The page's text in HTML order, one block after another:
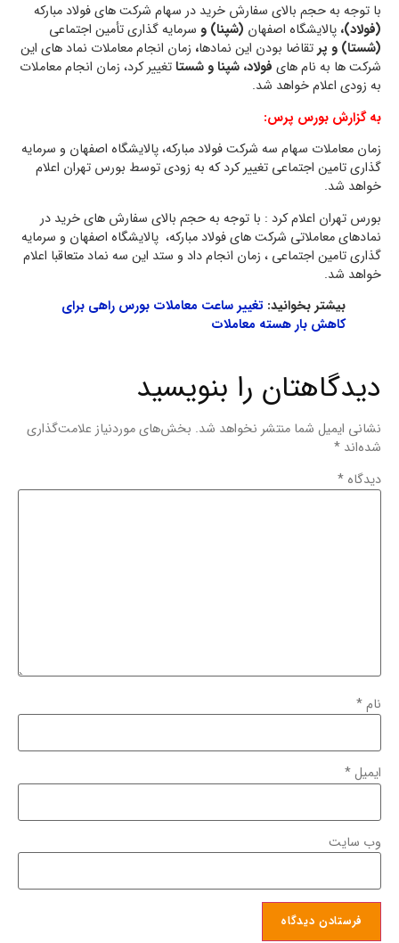
با توجه به حجم بالای سفارش خرید در سهام شرکت های فولاد مبارکه
(فولاد)، پالایشگاه اصفهان (شپنا) و سرمایه گذاری تأمین اجتماعی
(شستا) و پرتقاضا بودن این نمادها، زمان انجام معاملات نماد های این
شرکت ها به نام های فولاد، شپنا و شستاتغییر کرد، زمان انجام معاملات
به زودی اعلام خواهد شد.
به گزارش بورس پرس:
زمان معاملات سهام سه شرکت فولاد مبارکه، پالایشگاه اصفهان و سرمایه
گذاری تامین اجتماعی تغییر کرد که به زودی توسط بورس تهران اعلام
خواهد شد.
بورس تهران اعلام کرد : با توجه به حجم بالای سفارش های خرید در
نمادهای معاملاتی شرکت هایفولاد مبارکه، پالایشگاه اصفهان و سرمایه
گذاری تامین اجتماعی ، زمان انجام داد و ستد این سه نماد متعاقبا اعلام
خواهد شد.
بیشتر بخوانید: تغییر ساعت معاملات بورس راهی برای
کاهش بار هسته معاملات
دیدگاهتان را بنویسید
نشانی ایمیل شما منتشر نخواهد شد. بخش‌های موردنیاز علامت‌گذاری
شده‌اند *
دیدگاه *
نام*
ایمیل*
وب‌ سایت